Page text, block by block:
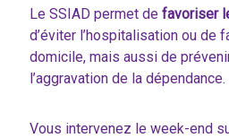
Le SSIAD permet de favoriser
d’éviter l’hospitalisation ou de
domicile, mais aussi de
l’aggravation de la dépendance.
Vous intervenez le week-end